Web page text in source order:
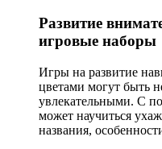
Развитие
игровые наборы
Игры на развитие
цветами могут быть
увлекательными. С
может научиться
названия,